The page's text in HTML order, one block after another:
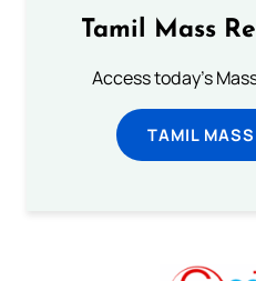
Tamil Mass
Access today's
TAMIL